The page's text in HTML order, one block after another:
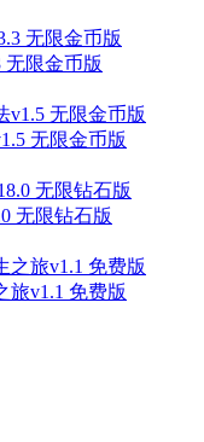
无限金币版
无限金币版
无限钻石版
旅v1.1 免费版